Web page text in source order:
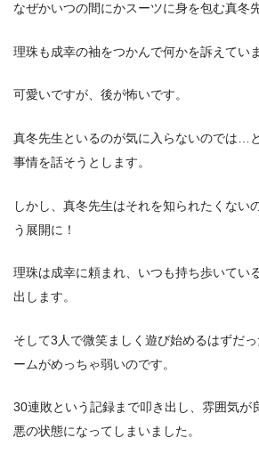
なぜかいつの間にかスーツに身を包む真冬先
理珠も成幸の袖をつかんで何かを訴えていま
可愛いですが、後が怖いです。
真冬先生といるのが気に入らないのでは…
事情を話そうとします。
しかし、真冬先生はそれを知られたくない
う展開に！
理珠は成幸に頼まれ、いつも持ち歩いてい
出します。
そして3人で微笑ましく遊び始めるはずだ
ームがめっちゃ弱いのです。
30連敗という記録まで叩き出し、雰囲気が
悪の状態になってしまいました。